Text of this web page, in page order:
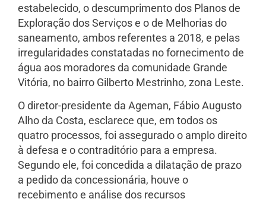
estabelecido, o descumprimento dos Planos de
Exploração dos Serviços e o de Melhorias do
saneamento, ambos referentes a 2018, e pelas
irregularidades constatadas no fornecimento de
água aos moradores da comunidade Grande
Vitória, no bairro Gilberto Mestrinho, zona Leste.
O diretor-presidente da Ageman, Fábio Augusto
Alho da Costa, esclarece que, em todos os
quatro processos, foi assegurado o amplo direito
à defesa e o contraditório para a empresa.
Segundo ele, foi concedida a dilatação de prazo
a pedido da concessionária, houve o
recebimento e análise dos recursos